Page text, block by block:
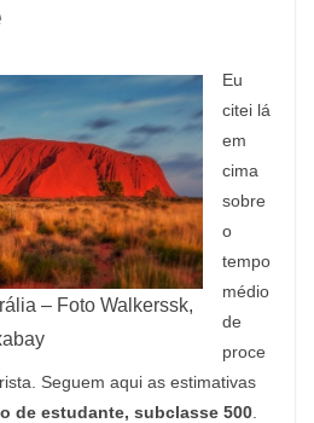
– Foto Walkerssk,
Eu
citei lá
em
cima
sobre
o
tempo
médio
de
proce
Seguem aqui as estimativas
de estudante, subclasse 500